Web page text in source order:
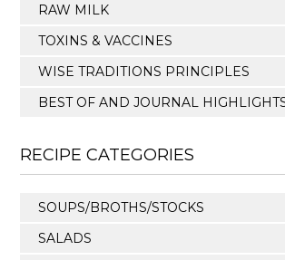
RAW MILK
TOXINS & VACCINES
WISE TRADITIONS PRINCIPLES
BEST OF AND JOURNAL
RECIPE CATEGORIES
SOUPS/BROTHS/STOCKS
SALADS